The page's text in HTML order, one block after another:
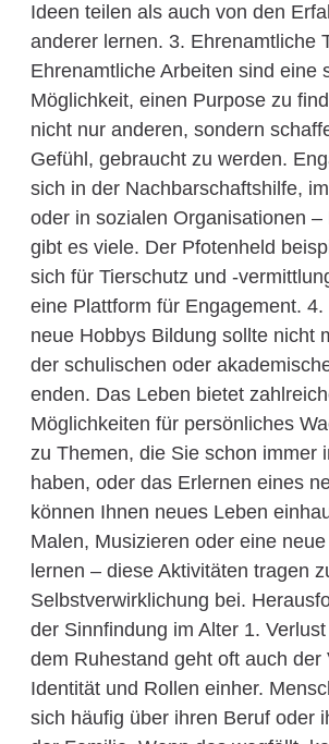
Ideen teilen als auch von den
anderer lernen. 3. Ehrenamtliche
Ehrenamtliche Arbeiten sind eine
Möglichkeit, einen Purpose zu
nicht nur anderen, sondern
Gefühl, gebraucht zu werden.
sich in der Nachbarschaftshilfe,
oder in sozialen Organisationen –
gibt es viele. Der Pfotenheld
sich für Tierschutz und -
eine Plattform für Engagement. 4.
neue Hobbys Bildung sollte nicht
der schulischen oder
enden. Das Leben bietet
Möglichkeiten für persönliches
zu Themen, die Sie schon immer
haben, oder das Erlernen eines
können Ihnen neues Leben
Malen, Musizieren oder eine
lernen – diese Aktivitäten tragen
Selbstverwirklichung bei.
der Sinnfindung im Alter 1.
dem Ruhestand geht oft auch der
Identität und Rollen einher.
sich häufig über ihren Beruf oder